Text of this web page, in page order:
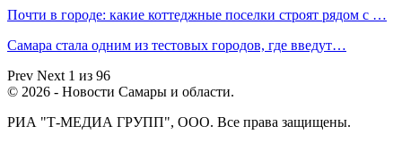
Почти в городе: какие коттеджные поселки строят рядом с …
Самара стала одним из тестовых городов, где введут…
Prev Next 1 из 96
© 2026 - Новости Самары и области.
РИА "Т-МЕДИА ГРУПП", ООО. Все права защищены.